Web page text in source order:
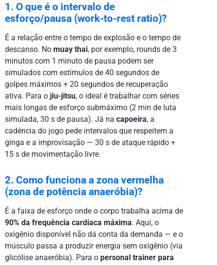
1. O que é o intervalo de
esforço/pausa (work-to-rest ratio)?
É a relação entre o tempo de explosão e o tempo de
descanso. No muay thai, por exemplo, rounds de 3
minutos com 1 minuto de pausa podem ser
simulados com estímulos de 40 segundos de
golpes máximos + 20 segundos de recuperação
ativa. Para o jiu-jitsu, o ideal é trabalhar com séries
mais longas de esforço submáximo (2 min de luta
simulada, 30 s de pausa). Já na capoeira, a
cadência do jogo pede intervalos que respeitem a
ginga e a improvisação — 30 s de ataque rápido +
15 s de movimentação livre.
2. Como funciona a zona vermelha
(zona de potência anaeróbia)?
É a faixa de esforço onde o corpo trabalha acima de
90% da frequência cardíaca máxima. Aqui, o
oxigênio disponível não dá conta da demanda — e o
músculo passa a produzir energia sem oxigênio (via
glicólise anaeróbia). Para o personal trainer para